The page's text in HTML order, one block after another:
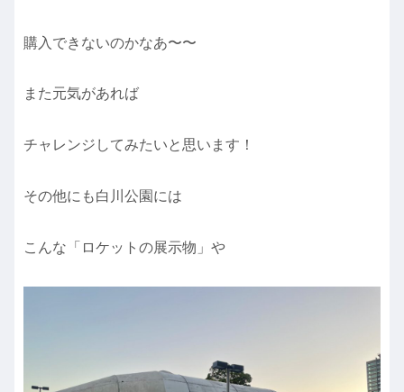
購入できないのかなあ〜〜
また元気があれば
チャレンジしてみたいと思います！
その他にも白川公園には
こんな「ロケットの展示物」や